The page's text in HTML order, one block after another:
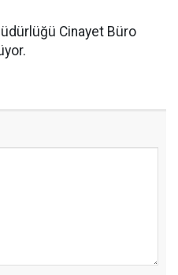
Cinayet Büro